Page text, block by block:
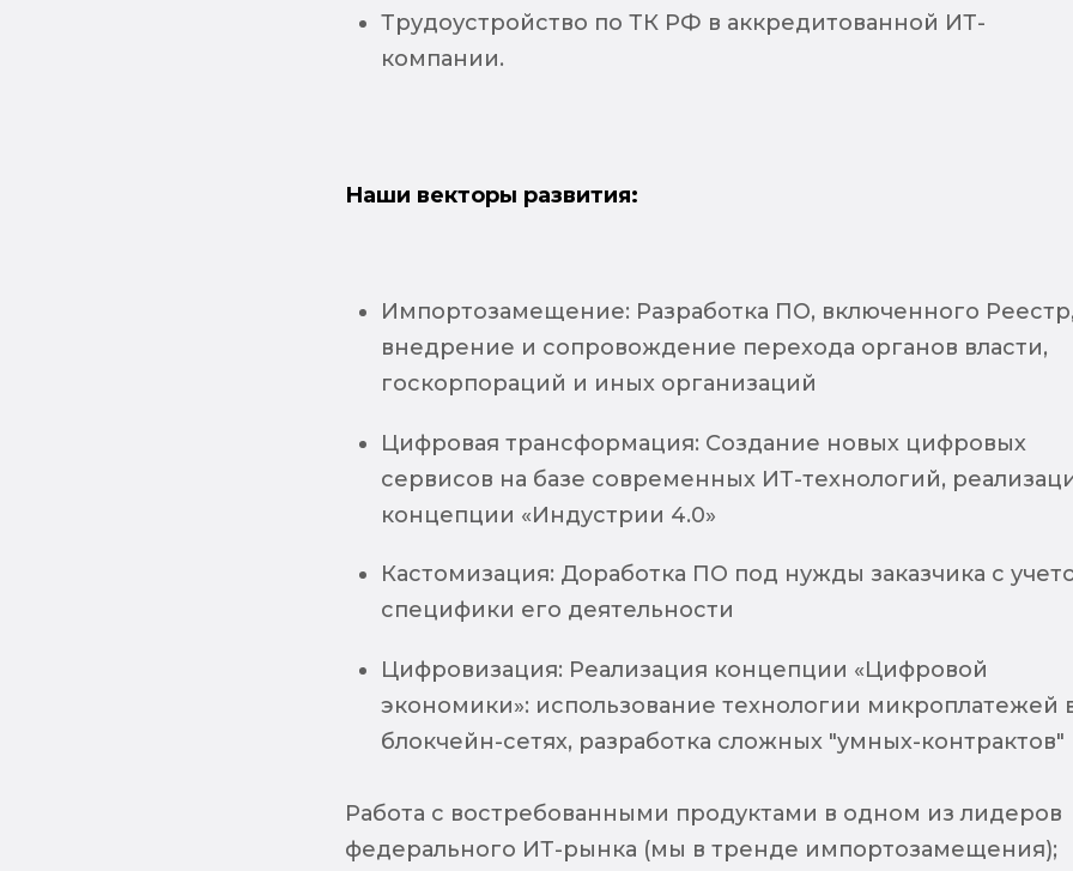
Трудоустройство по ТК РФ в аккредитованной ИТ-
компании.
Наши векторы развития:
Импортозамещение: Разработка ПО, включенного
внедрение и сопровождение перехода органов власти,
госкорпораций и иных организаций
Цифровая трансформация: Создание новых цифровых
сервисов на базе современных ИТ-технологий,
концепции «Индустрии 4.0»
Кастомизация: Доработка ПО под нужды заказчика с
специфики его деятельности
Цифровизация: Реализация концепции «Цифровой
экономики»: использование технологии микроплатежей
блокчейн-сетях, разработка сложных "умных-контрактов"
Работа с востребованными продуктами в одном из лидеров
федерального ИТ-рынка (мы в тренде импортозамещения);